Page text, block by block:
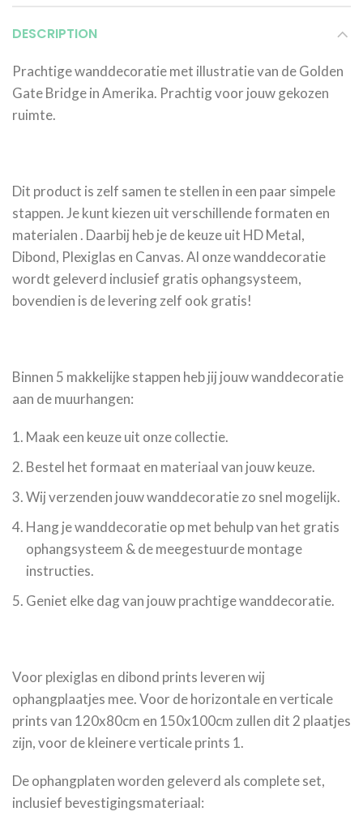
DESCRIPTION
Prachtige wanddecoratie met illustratie van de Golden
Gate Bridge in Amerika. Prachtig voor jouw gekozen
ruimte.
Dit product is zelf samen te stellen in een paar simpele
stappen. Je kunt kiezen uit verschillende formaten en
materialen . Daarbij heb je de keuze uit HD Metal,
Dibond, Plexiglas en Canvas. Al onze wanddecoratie
wordt geleverd inclusief gratis ophangsysteem,
bovendien is de levering zelf ook gratis!
Binnen 5 makkelijke stappen heb jij jouw wanddecoratie
aan de muurhangen:
Maak een keuze uit onze collectie.
Bestel het formaat en materiaal van jouw keuze.
Wij verzenden jouw wanddecoratie zo snel mogelijk.
Hang je wanddecoratie op met behulp van het gratis
ophangsysteem & de meegestuurde montage
instructies.
Geniet elke dag van jouw prachtige wanddecoratie.
Voor plexiglas en dibond prints leveren wij
ophangplaatjes mee. Voor de horizontale en verticale
prints van 120x80cm en 150x100cm zullen dit 2 plaatjes
zijn, voor de kleinere verticale prints 1.
De ophangplaten worden geleverd als complete set,
inclusief bevestigingsmateriaal: